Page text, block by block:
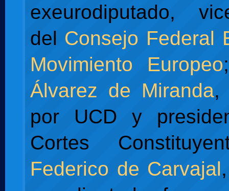
exeurodiputado,
del Consejo Federal
Movimiento Europeo
Álvarez de Miranda,
por UCD y
Cortes
Federico de Carvajal